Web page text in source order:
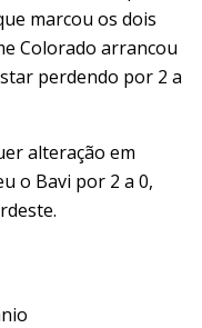
marcou os dois
Colorado arrancou
perdendo por 2 a
alteração em
o Bavi por 2 a 0,